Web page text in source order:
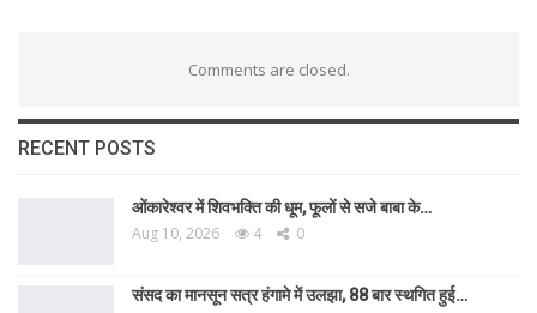
Comments are closed.
RECENT POSTS
ओंकारेश्वर में शिवभक्ति की धूम, फूलों से सजे बाबा के…
Aug 10, 2026 4 0
संसद का मानसून सत्र हंगामे में उलझा, 88 बार स्थगित हुई…